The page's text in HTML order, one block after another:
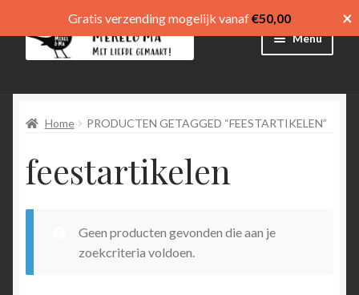
door
navigatie
direct
de
Menu
Afrekenen
Mijn account
Winkelmand
Home PRODUCTEN GETAGGED “FEESTARTIKELEN”
feestartikelen
Geen producten gevonden die aan je
zoekcriteria voldoen.
Gratis verzending mogelijk vanaf€50,00 ×